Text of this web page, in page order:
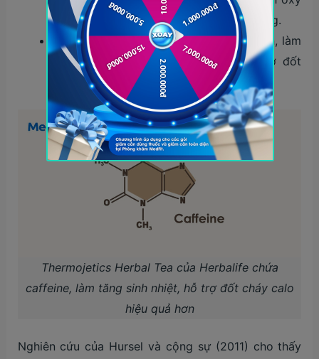
hóa chất béo và tăng tiêu hao năng lượng.
Caffeine, với đặc tính kích thích tự nhiên, làm
tăng sinh nhiệt (thermogenesis), hỗ trợ đốt
cháy calo hiệu quả hơn.
Thermojetics Herbal Tea của Herbalife chứa
caffeine, làm tăng sinh nhiệt, hỗ trợ đốt cháy calo
hiệu quả hơn
Nghiên cứu của Hursel và cộng sự (2011) cho thấy